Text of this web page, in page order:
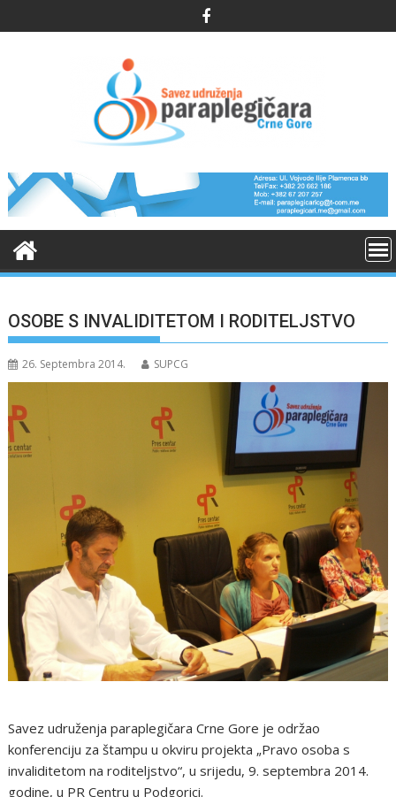
to
OSOBE S INVALIDITETOM I RODITELJSTVO
26. Septembra 2014. SUPCG
Savez udruženja paraplegičara Crne Gore je održao
konferenciju za štampu u okviru projekta „Pravo osoba s
invaliditetom na roditeljstvo“, u srijedu, 9. septembra 2014.
godine, u PR Centru u Podgorici.